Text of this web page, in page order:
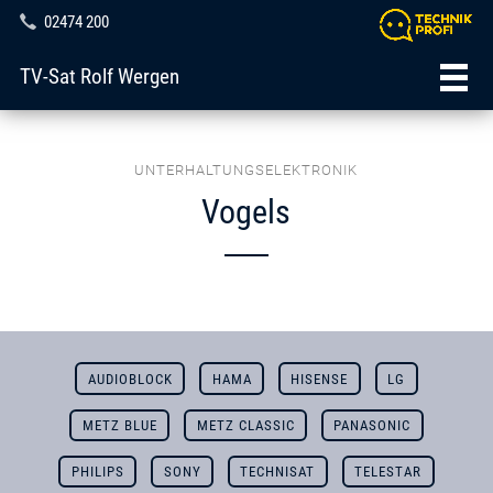
02474 200
TV-Sat Rolf Wergen
UNTERHALTUNGSELEKTRONIK
Vogels
AUDIOBLOCK HAMA HISENSE LG
METZ BLUE METZ CLASSIC PANASONIC
PHILIPS SONY TECHNISAT TELESTAR